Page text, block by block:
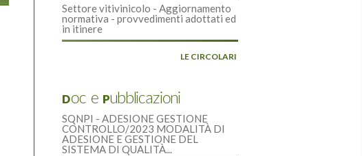
Settore vitivinicolo - Aggiornamento
normativa - provvedimenti adottati ed
in itinere
LE CIRCOLARI
Doc e Pubblicazioni
SQNPI - ADESIONE GESTIONE
CONTROLLO/2023 MODALITÀ DI
ADESIONE E GESTIONE DEL
SISTEMA DI QUALITÀ...